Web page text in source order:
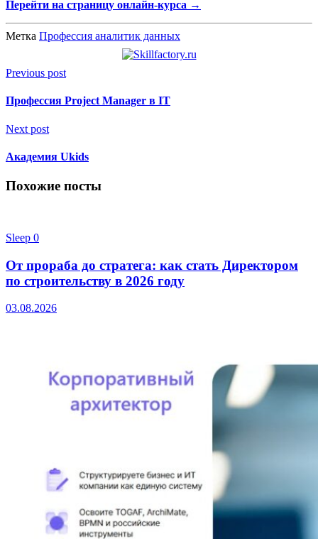
Перейти на страницу онлайн-курса →
Метка Профессия аналитик данных
Previous post
Профессия Project Manager в IT
Next post
Академия Ukids
Похожие посты
Sleep 0
От прораба до стратега: как стать Директором
по строительству в 2026 году
03.08.2026